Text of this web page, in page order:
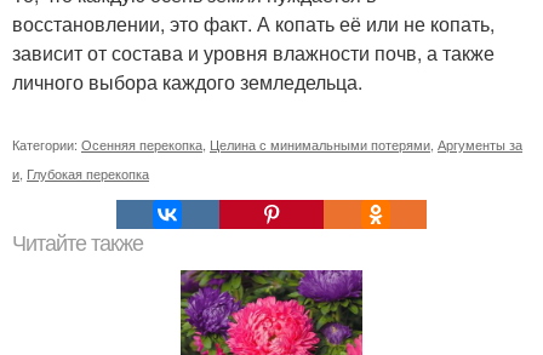
восстановлении, это факт. А копать её или не копать,
зависит от состава и уровня влажности почв, а также
личного выбора каждого земледельца.
Категории: Осенняя перекопка Целина с минимальными потерями Аргументы за
и Глубокая перекопка
Читайте также